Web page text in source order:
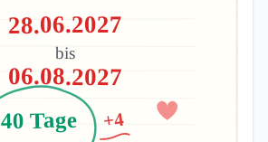
28.06.2027
bis
06.08.2027
40 Tage +4